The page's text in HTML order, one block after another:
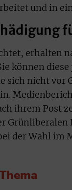
und in
erhalten
können
sich nicht vor
ihrem Post
Grünliberalen
der Wahl im